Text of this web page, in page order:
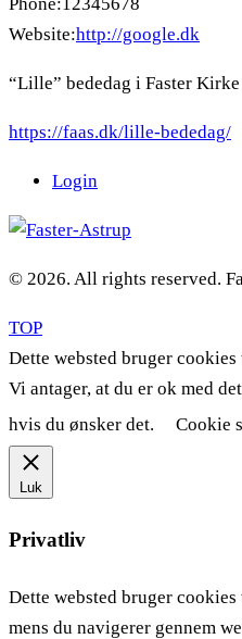
Website:http://google.dk
“Lille” bededag i Faster Kirke
https://faas.dk/lille-bededag/
Login
© 2026. All rights reserved.
TOP
Dette websted bruger
Vi antager, at du er ok med
hvis du ønsker det.
Cookie
Luk
Privatliv
Dette websted bruger
mens du navigerer gennem